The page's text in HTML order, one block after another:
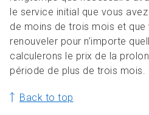
le service initial que vous
de moins de trois mois et que
renouveler pour n’importe
calculerons le prix de la
période de plus de trois mois.
Back to top